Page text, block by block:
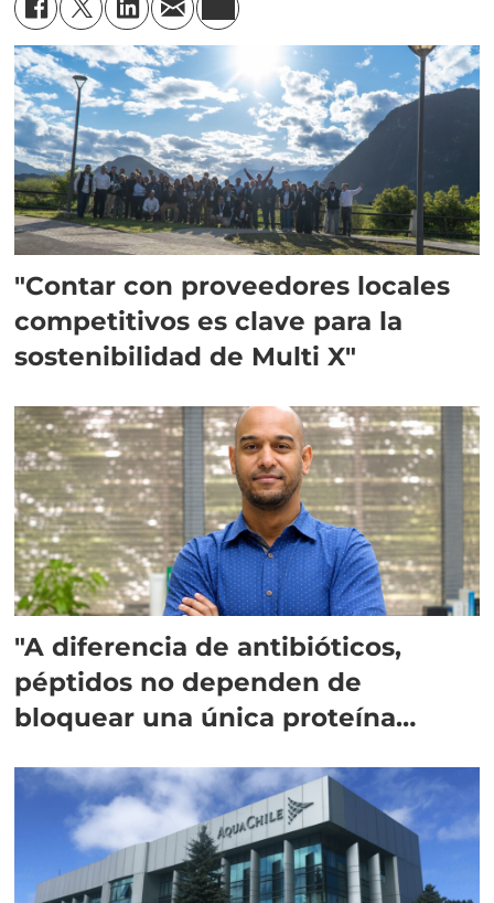
"Contar con proveedores locales
competitivos es clave para la
sostenibilidad de Multi X"
"A diferencia de antibióticos,
péptidos no dependen de
bloquear una única proteína